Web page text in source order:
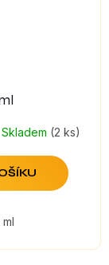
Skladem (2 ks)